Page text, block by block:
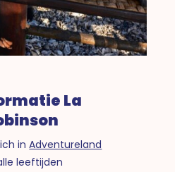
La
inAdventureland
leeftijden